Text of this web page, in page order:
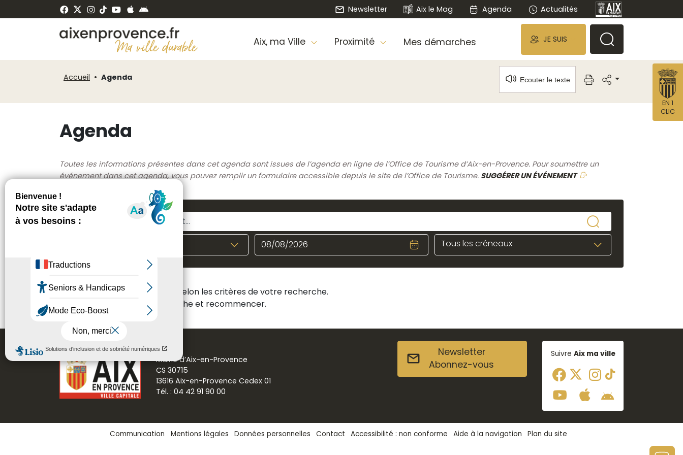
Newsletter Aix le Mag Agenda Actualités
Aix, ma Ville Proximité Mes démarches JE SUIS
Accueil Agenda Ecouter le texte
Agenda
Toutes les informations présentes dans cet agenda sont issues de l’agenda en ligne de l’Office de Tourisme d’Aix-en-Provence. Pour soumettre un
événement dans cet agenda, vous pouvez remplir un formulaire accessible depuis le site de l’Office de Tourisme. SUGGÉRER UN ÉVÉNEMENT
Tous les créneaux
Aucun résultat n'a été trouvé selon les critères de votre recherche.
Veuillez modifier votre recherche et recommencer.
Mairie d’Aix-en-Provence
CS 30715
13616 Aix-en-Provence Cedex 01
Tél. : 04 42 91 90 00
Newsletter
Abonnez-vous
Suivre Aix ma ville
Communication Mentions légales Données personnelles Contact Accessibilité : non conforme Aide à la navigation Plan du site
EN 1
CLIC
de
Panneau de gestion des cookies